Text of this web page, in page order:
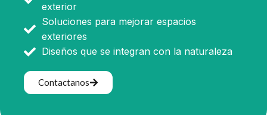
exterior
Soluciones para mejorar espacios
exteriores
Diseños que se integran con la naturaleza
Contactanos